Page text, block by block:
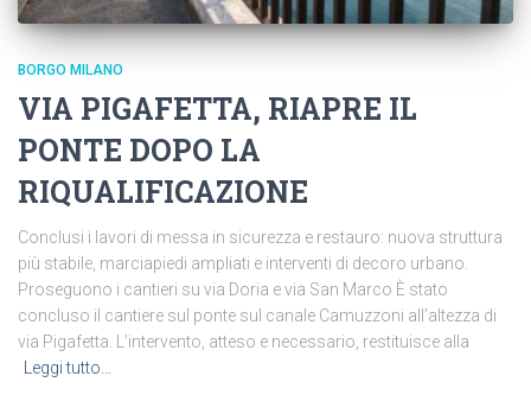
BORGO MILANO
VIA PIGAFETTA, RIAPRE IL
PONTE DOPO LA
RIQUALIFICAZIONE
Conclusi i lavori di messa in sicurezza e restauro: nuova struttura
più stabile, marciapiedi ampliati e interventi di decoro urbano.
Proseguono i cantieri su via Doria e via San Marco È stato
concluso il cantiere sul ponte sul canale Camuzzoni all’altezza di
via Pigafetta. L’intervento, atteso e necessario, restituisce alla
Leggi tutto…